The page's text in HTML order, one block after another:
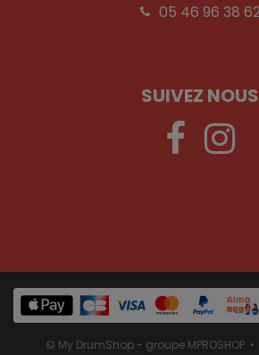
05 46 96 38
SUIVEZ NOUS
© My DrumShop - groupe MPROSHOP •